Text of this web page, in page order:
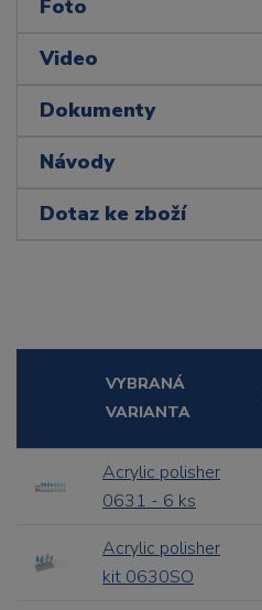
Foto
Video
Dokumenty
Návody
Dotaz ke zboží
VYBRANÁ
VARIANTA
Acrylic polisher
0631 - 6 ks
Acrylic polisher
kit 0630SO